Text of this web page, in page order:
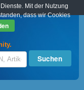
Mit der Nutzung
dass wir Cookies